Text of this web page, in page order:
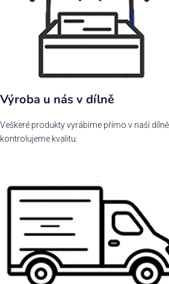
Výroba u nás v dílně
Veškeré produkty vyrábíme přímo v naší
kontrolujeme kvalitu.